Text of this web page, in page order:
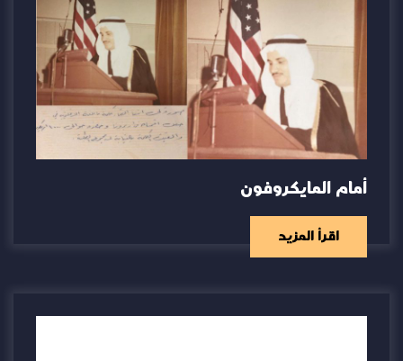
أمام المايكروفون
اقرأ المزيد